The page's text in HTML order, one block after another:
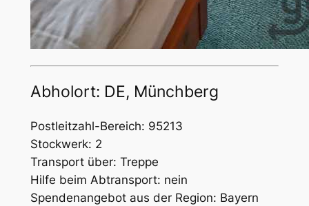
Abholort: DE, Münchberg
Postleitzahl-Bereich: 95213
Stockwerk: 2
Transport über: Treppe
Hilfe beim Abtransport: nein
Spendenangebot aus der Region: Bayern